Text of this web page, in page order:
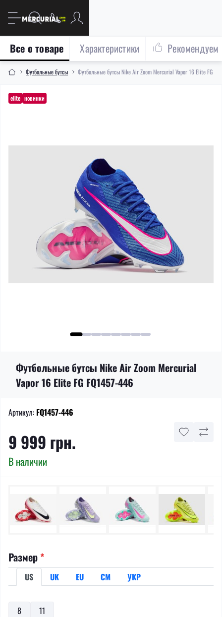
Футбольные бутсы Футбольные бутсы Nike Air Zoom Mercurial Vapor 16 Elite FG
Все о товаре Характеристики Рекомендуем
elite новинки
Футбольные бутсы Nike Air Zoom Mercurial
Vapor 16 Elite FG FQ1457-446
Артикул: FQ1457-446
9 999 грн.
В наличии
Размер *
US UK EU СМ УКР
8 11